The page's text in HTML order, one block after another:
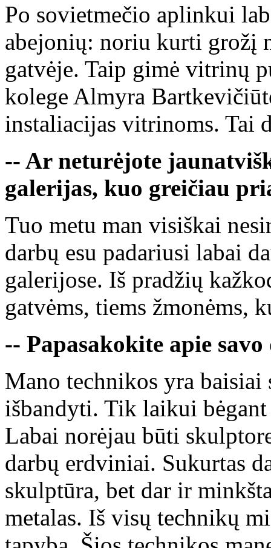
Po sovietmečio aplinkui
abejonių: noriu kurti grožį
gatvėje. Taip gimė vitrinų
kolege Almyra
instaliacijas vitrinoms. Tai
-- Ar neturėjote
galerijas, kuo greičiau
Tuo metu man visiškai
darbų esu padariusi labai
galerijose. Iš pradžių
gatvėms, tiems žmonėms,
-- Papasakokite apie
Mano technikos yra
išbandyti. Tik laikui
Labai norėjau būti
darbų erdviniai. Sukurtas
skulptūra, bet dar ir
metalas. Iš visų technikų